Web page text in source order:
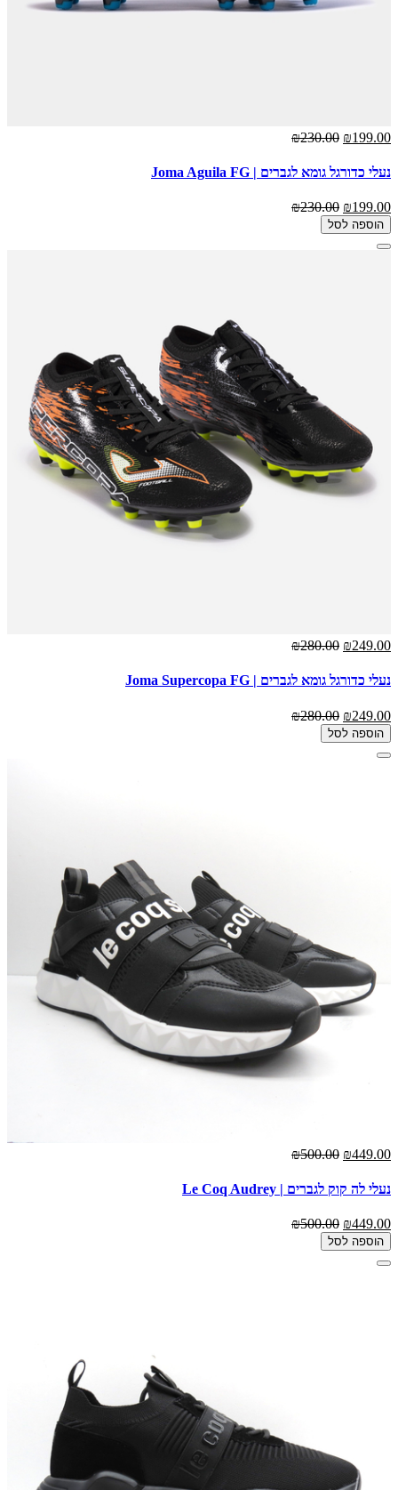
₪199.00
₪230.00
נעלי כדורגל גומא לגברים | Joma Aguila FG
₪199.00
₪230.00
הוספה לסל
₪249.00
₪280.00
נעלי כדורגל גומא לגברים | Joma Supercopa FG
₪249.00
₪280.00
הוספה לסל
₪449.00
₪500.00
נעלי לה קוק לגברים | Le Coq Audrey
₪449.00
₪500.00
הוספה לסל